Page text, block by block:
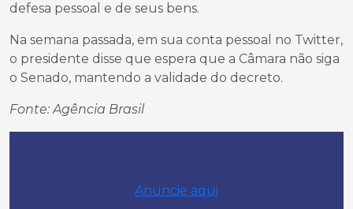
defesa pessoal e de seus bens.
Na semana passada, em sua conta pessoal no Twitter,
o presidente disse que espera que a Câmara não siga
o Senado, mantendo a validade do decreto.
Fonte: Agência Brasil
Anuncie aqui